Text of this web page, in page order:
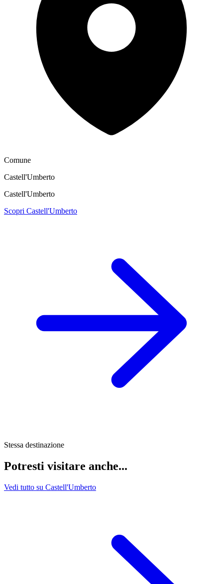
Comune
Castell'Umberto
Castell'Umberto
Scopri Castell'Umberto
Stessa destinazione
Potresti visitare anche...
Vedi tutto su Castell'Umberto